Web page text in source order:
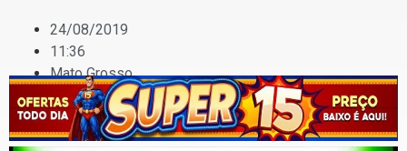
24/08/2019
11:36
Mato Grosso